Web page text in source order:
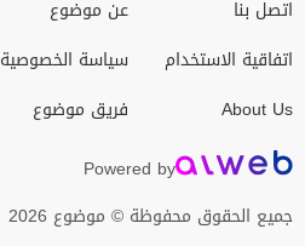
اتصل بنا
اتفاقية الاستخدام
About Us
عن موضوع
سياسة الخصوصية
فريق موضوع
Powered by
جميع الحقوق محفوظة © موضوع 2026